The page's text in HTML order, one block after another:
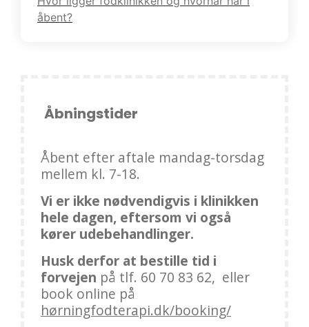
åbent?
Åbningstider
Åbent efter aftale mandag-torsdag
mellem kl. 7-18.
Vi er ikke nødvendigvis i klinikken
hele dagen, eftersom vi også
kører udebehandlinger.
Husk derfor at bestille tid i
forvejen på tlf. 60 70 83 62, eller
book online på
hørningfodterapi.dk/booking/